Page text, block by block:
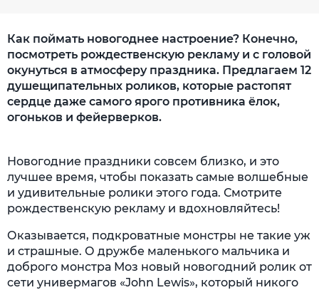
Как поймать новогоднее настроение? Конечно,
посмотреть рождественскую рекламу и с головой
окунуться в атмосферу праздника. Предлагаем 12
душещипательных роликов, которые растопят
сердце даже самого ярого противника ёлок,
огоньков и фейерверков.
Новогодние праздники совсем близко, и это
лучшее время, чтобы показать самые волшебные
и удивительные ролики этого года. Смотрите
рождественскую рекламу и вдохновляйтесь!
Оказывается, подкроватные монстры не такие уж
и страшные. О дружбе маленького мальчика и
доброго монстра Моз новый новогодний ролик от
сети универмагов «John Lewis», который никого